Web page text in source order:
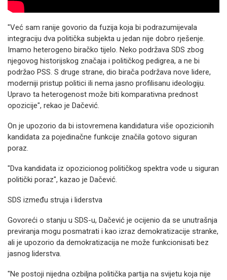
"Već sam ranije govorio da fuzija koja bi podrazumijevala
integraciju dva politička subjekta u jedan nije dobro rješenje.
Imamo heterogeno biračko tijelo. Neko podržava SDS zbog
njegovog historijskog značaja i političkog pedigrea, a ne bi
podržao PSS. S druge strane, dio birača podržava nove lidere,
moderniji pristup politici ili nema jasno profilisanu ideologiju.
Upravo ta heterogenost može biti komparativna prednost
opozicije", rekao je Dačević.
On je upozorio da bi istovremena kandidatura više opozicionih
kandidata za pojedinačne funkcije značila gotovo siguran
poraz.
"Dva kandidata iz opozicionog političkog spektra vode u siguran
politički poraz", kazao je Dačević.
SDS između struja i liderstva
Govoreći o stanju u SDS-u, Dačević je ocijenio da se unutrašnja
previranja mogu posmatrati i kao izraz demokratizacije stranke,
ali je upozorio da demokratizacija ne može funkcionisati bez
jasnog liderstva.
"Ne postoji nijedna ozbiljna politička partija na svijetu koja nije